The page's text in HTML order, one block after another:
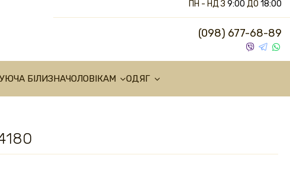
ПН - НД З 9:00 ДО 18:00
(098) 677-68-89
БІЛИЗНАЧОЛОВІКАМ ОДЯГ